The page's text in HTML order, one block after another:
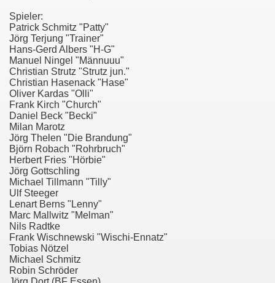
Spieler:
Patrick Schmitz "Patty"
Jörg Terjung "Trainer"
Hans-Gerd Albers "H-G"
Manuel Ningel "Männuuu"
Christian Strutz "Strutz jun."
Christian Hasenack "Hase"
Oliver Kardas "Olli"
Frank Kirch "Church"
Daniel Beck "Becki"
Milan Marotz
Jörg Thelen "Die Brandung"
Björn Robach "Rohrbruch"
Herbert Fries "Hörbie"
Jörg Gottschling
Michael Tillmann "Tilly"
Ulf Steeger
Lenart Berns "Lenny"
Marc Mallwitz "Melman"
Nils Radtke
Frank Wischnewski "Wischi-Ennatz"
Tobias Nötzel
Michael Schmitz
Robin Schröder